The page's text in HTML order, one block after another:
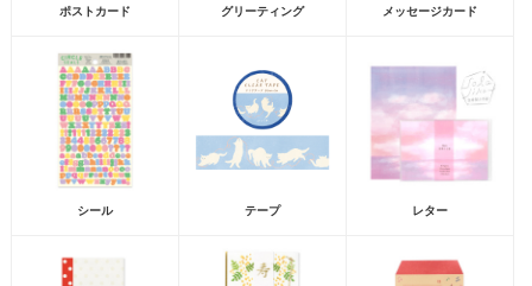
ポストカード グリーティング メッセージカード
シール テープ レター